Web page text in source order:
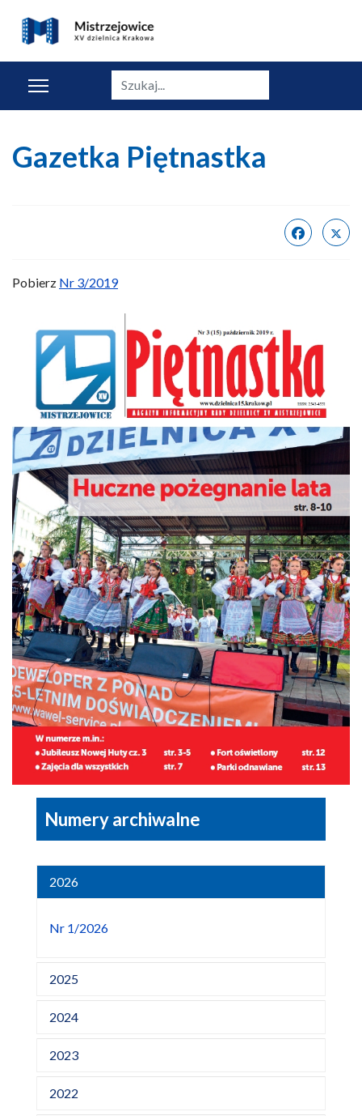
Szukaj
Gazetka Piętnastka
Pobierz Nr 3/2019
Numery archiwalne
2026
Nr 1/2026
2025
2024
2023
2022